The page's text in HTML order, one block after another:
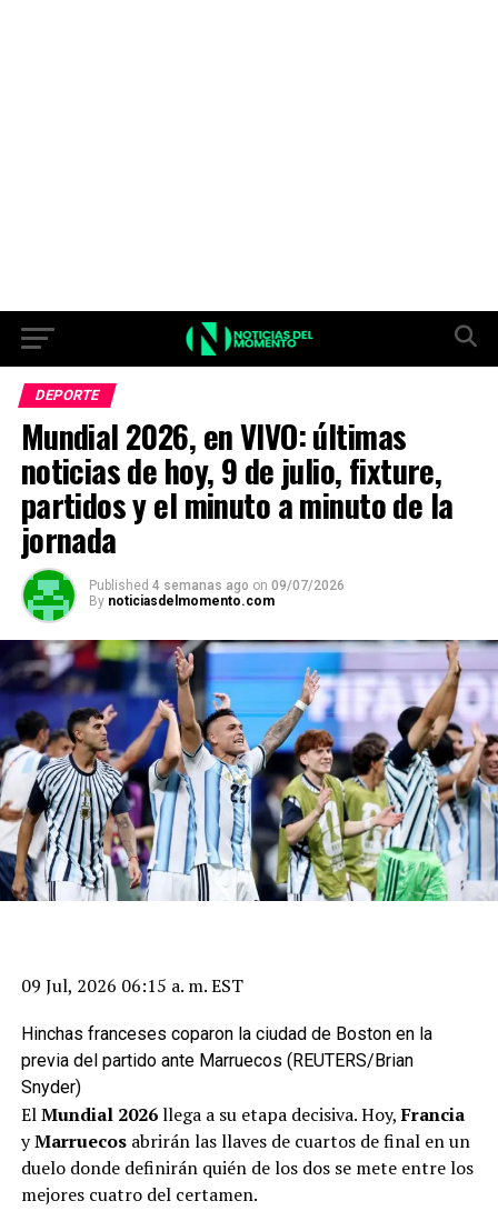
DEPORTE
Mundial 2026, en VIVO: últimas
noticias de hoy, 9 de julio, fixture,
partidos y el minuto a minuto de la
jornada
Published 4 semanas ago on 09/07/2026
By noticiasdelmomento.com
09 Jul, 2026 06:15 a. m. EST
Hinchas franceses coparon la ciudad de Boston en la
previa del partido ante Marruecos (REUTERS/Brian
Snyder)
ElMundial 2026llega a su etapa decisiva. Hoy,Francia
yMarruecosabrirán las llaves de cuartos de final en un
duelo donde definirán quién de los dos se mete entre los
mejores cuatro del certamen.